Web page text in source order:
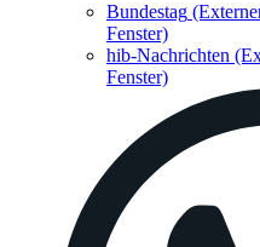
Bundestag
Fenster)
hib-Nachrichten
Fenster)